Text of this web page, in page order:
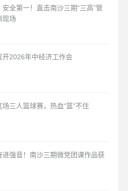
全第一！直击南沙三期“三高”管
现场
开2026年中经济工作会
场三人篮球赛，热血“篮”不住
进强音！南沙三期微党团课作品获